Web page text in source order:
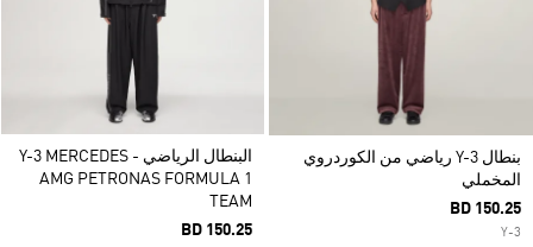
بنطال Y-3 رياضي من الكوردروي
المخملي
BD 150.25
Y-3
البنطال الرياضي Y-3 MERCEDES -
AMG PETRONAS FORMULA 1
TEAM
BD 150.25